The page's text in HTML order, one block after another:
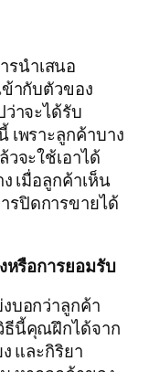
นำเสนอ
ากับตัวของ
าจะได้รับ
พราะลูกค้าบาง
จะใช้เอาได้
เมื่อลูกค้าเห็น
ปิดการขายได้
หรือการยอมรับ
บอกว่าลูกค้า
นี้คุณฝึกได้จาก
และกิริยา